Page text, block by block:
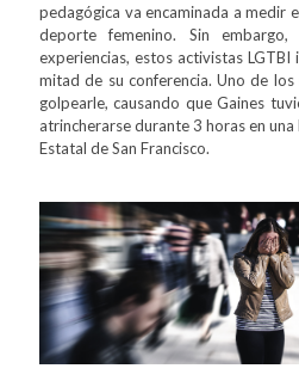
pedagógica va encaminada a medir
deporte femenino. Sin
experiencias, estos activistas
mitad de su conferencia. Uno de
golpearle, causando que Gaines
atrincherarse durante 3 horas en
Estatal de San Francisco.